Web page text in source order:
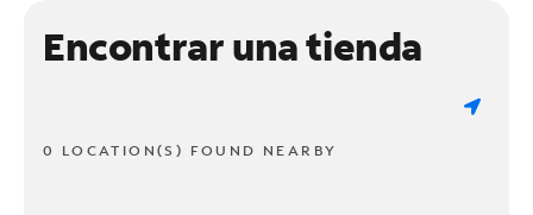
Encontrar una tienda
0 LOCATION(S) FOUND NEARBY